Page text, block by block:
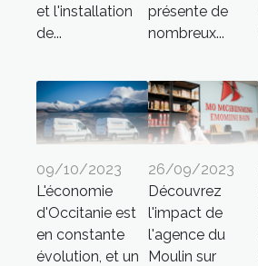
et l'installation
de...
présente de
nombreux...
09/10/2023
L'économie
d'Occitanie est
en constante
évolution, et un
26/09/2023
Découvrez
l'impact de
l'agence du
Moulin sur